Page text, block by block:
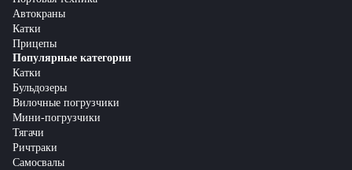
Автокраны
Катки
Прицепы
Популярные категории
Катки
Бульдозеры
Вилочные погрузчики
Мини-погрузчики
Тягачи
Ричтраки
Самосвалы